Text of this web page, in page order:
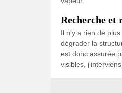
Recherche
Il n'y a rien de
dégrader la
est donc assurée
visibles,